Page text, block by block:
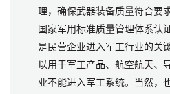
理，确保武器装备质量符合要求
国家军用标准质量管理体系认
是民营企业进入军工行业的关
以用于军工产品、航空航天、
业不能进入军工系统。当然，